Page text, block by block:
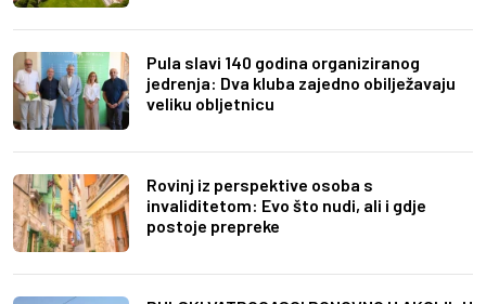
Pula slavi 140 godina organiziranog
jedrenja: Dva kluba zajedno obilježavaju
veliku obljetnicu
Rovinj iz perspektive osoba s
invaliditetom: Evo što nudi, ali i gdje
postoje prepreke